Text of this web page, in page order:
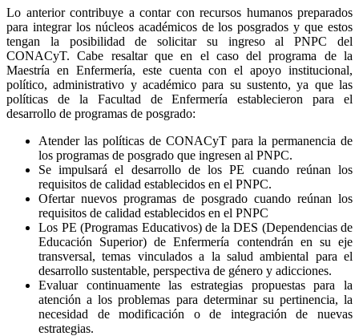
Lo anterior contribuye a contar con recursos humanos preparados
para integrar los núcleos académicos de los posgrados y que estos
tengan la posibilidad de solicitar su ingreso al PNPC del
CONACyT. Cabe resaltar que en el caso del programa de la
Maestría en Enfermería, este cuenta con el apoyo institucional,
político, administrativo y académico para su sustento, ya que las
políticas de la Facultad de Enfermería establecieron para el
desarrollo de programas de posgrado:
Atender las políticas de CONACyT para la permanencia de
los programas de posgrado que ingresen al PNPC.
Se impulsará el desarrollo de los PE cuando reúnan los
requisitos de calidad establecidos en el PNPC.
Ofertar nuevos programas de posgrado cuando reúnan los
requisitos de calidad establecidos en el PNPC
Los PE (Programas Educativos) de la DES (Dependencias de
Educación Superior) de Enfermería contendrán en su eje
transversal, temas vinculados a la salud ambiental para el
desarrollo sustentable, perspectiva de género y adicciones.
Evaluar continuamente las estrategias propuestas para la
atención a los problemas para determinar su pertinencia, la
necesidad de modificación o de integración de nuevas
estrategias.